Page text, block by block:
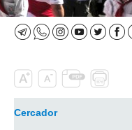
Cercador